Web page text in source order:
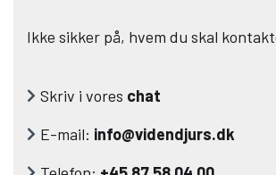
Ikke sikker på, hvem du skal
Skriv i vores chat
E-mail: info@videndjurs.dk